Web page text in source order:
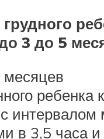
3 до 5
ребенка
с
в 3,5 часа и